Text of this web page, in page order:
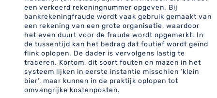
een verkeerd rekeningnummer opgeven. Bij
bankrekeningfraude wordt vaak gebruik gemaakt van
een rekening van een grote organisatie, waardoor
het even duurt voor de fraude wordt opgemerkt. In
de tussentijd kan het bedrag dat foutief wordt geïnd
flink oplopen. De dader is vervolgens lastig te
traceren. Kortom, dit soort fouten en mazen in het
systeem lijken in eerste instantie misschien ‘klein
bier’, maar kunnen in de praktijk oplopen tot
omvangrijke kostenposten.